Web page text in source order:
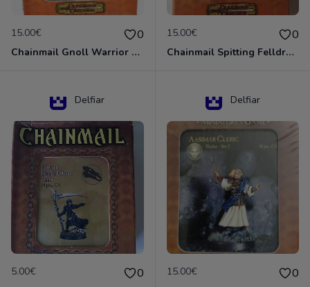
15.00€ 0
Chainmail Gnoll Warrior Dungeons & Dragons
15.00€ 0
Chainmail Spitting Felldrake
Delfiar
5.00€ 0
Delfiar
15.00€ 0